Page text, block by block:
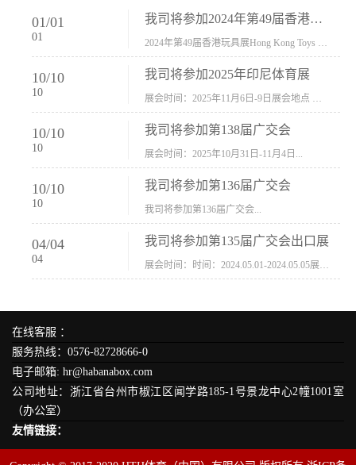
01/01
01
我司将参加2024年第49届香港玩具展Hong Kong Toys & Games Fair 欢迎新···
10/10
10
我司将参加2025年印尼体育展
10/10
10
我司将参加第138届广交会
展会时间：2025年10月31日-11月4日...
10/10
10
我司将参加第136届广交会
我司将参加第136届广交会...
04/04
04
我司将参加第135届广交会出口展
展会时间：时间：2024.05.01-2024.05.05展会地址：中国进出口商品交易会展馆福建康莱宝公司展位号12.1G37-38、H11-12，浙江康莱宝展位号17.1B23-24、C19-20...
在线客服 ：
服务热线：0576-82728666-0
电子邮箱: hr@habanabox.com
公司地址：浙江省台州市椒江区闻学路185-1号景龙中心2幢1001室
（办公室）
友情链接：